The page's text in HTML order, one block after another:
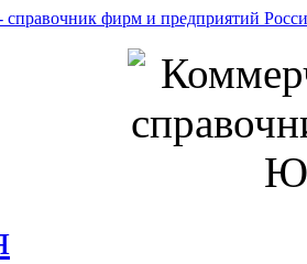
фирм и предприятий